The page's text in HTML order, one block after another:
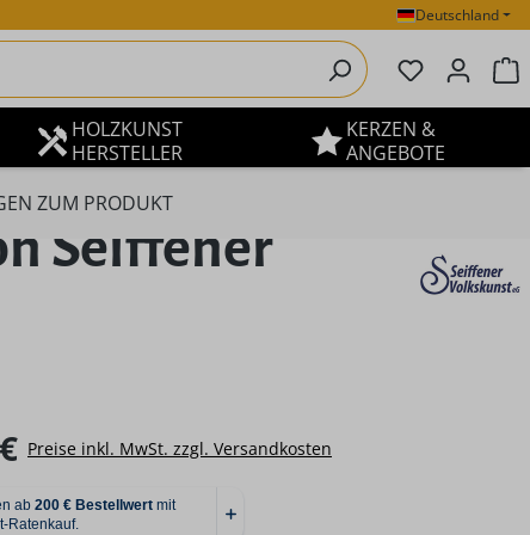
Deutschland
Du hast 0
HOLZKUNST
HERSTELLER
KERZEN &
ANGEBOTE
ZUM PRODUKT
Seiffener
Preise inkl. MwSt. zzgl. Versandkosten